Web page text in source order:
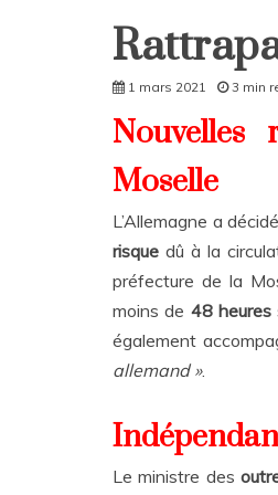
Home
1 mars 2021 3 min
Nouvelles
Moselle
L’Allemagne a
risque dû à la
préfecture de la
moins de 48 heures
également
allemand ».
Le ministre des